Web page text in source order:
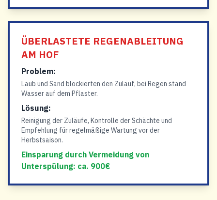
ÜBERLASTETE REGENABLEITUNG
AM HOF
Problem:
Laub und Sand blockierten den Zulauf, bei Regen stand
Wasser auf dem Pflaster.
Lösung:
Reinigung der Zuläufe, Kontrolle der Schächte und
Empfehlung für regelmäßige Wartung vor der
Herbstsaison.
Einsparung durch Vermeidung von
Unterspülung: ca. 900€